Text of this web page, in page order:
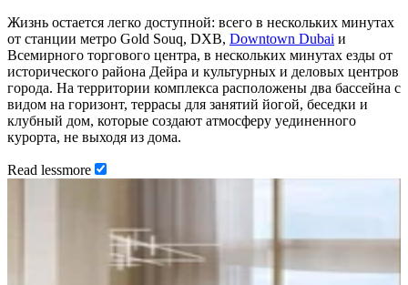
Жизнь остается легко доступной: всего в нескольких минутах
от станции метро Gold Souq, DXB, Downtown Dubai и
Всемирного торгового центра, в нескольких минутах езды от
исторического района Дейра и культурных и деловых центров
города. На территории комплекса расположены два бассейна с
видом на горизонт, террасы для занятий йогой, беседки и
клубный дом, которые создают атмосферу уединенного
курорта, не выходя из дома.
Read lessmore